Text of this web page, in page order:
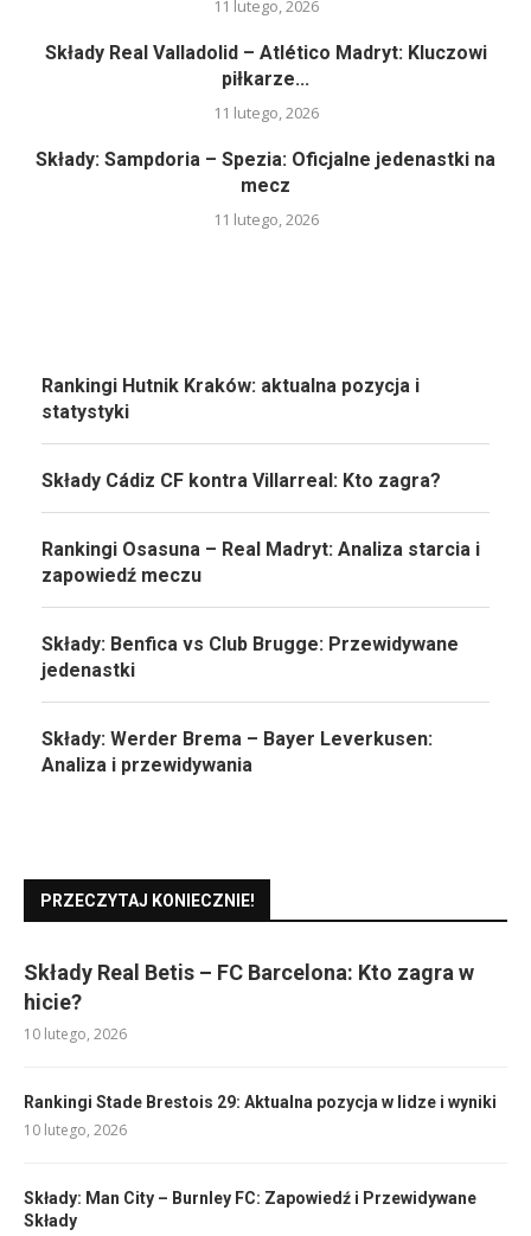
11 lutego, 2026
Składy Real Valladolid – Atlético Madryt: Kluczowi
piłkarze...
11 lutego, 2026
Składy: Sampdoria – Spezia: Oficjalne jedenastki na
mecz
11 lutego, 2026
Rankingi Hutnik Kraków: aktualna pozycja i
statystyki
Składy Cádiz CF kontra Villarreal: Kto zagra?
Rankingi Osasuna – Real Madryt: Analiza starcia i
zapowiedź meczu
Składy: Benfica vs Club Brugge: Przewidywane
jedenastki
Składy: Werder Brema – Bayer Leverkusen:
Analiza i przewidywania
PRZECZYTAJ KONIECZNIE!
Składy Real Betis – FC Barcelona: Kto zagra w
hicie?
10 lutego, 2026
Rankingi Stade Brestois 29: Aktualna pozycja w lidze i wyniki
10 lutego, 2026
Składy: Man City – Burnley FC: Zapowiedź i Przewidywane
Składy